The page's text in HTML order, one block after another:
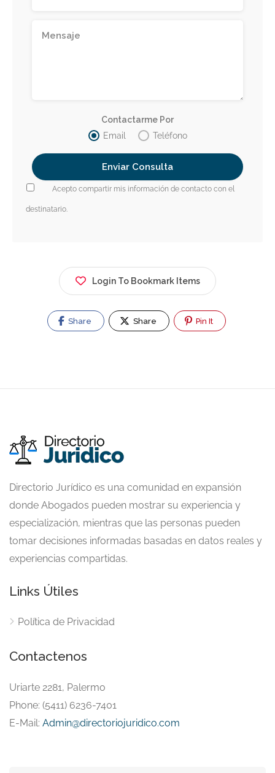
Contactarme Por
Email
Teléfono
Acepto compartir mis información de contacto con el
destinatario.
Login To Bookmark Items
Share Share Pin It
Directorio Jurídico es una comunidad en expansión
donde Abogados pueden mostrar su experiencia y
especialización, mientras que las personas pueden
tomar decisiones informadas basadas en datos reales y
experiencias compartidas.
Links Útiles
Política de Privacidad
Contactenos
Uriarte 2281, Palermo
Phone: (5411) 6236-7401
E-Mail: Admin@directoriojuridico.com